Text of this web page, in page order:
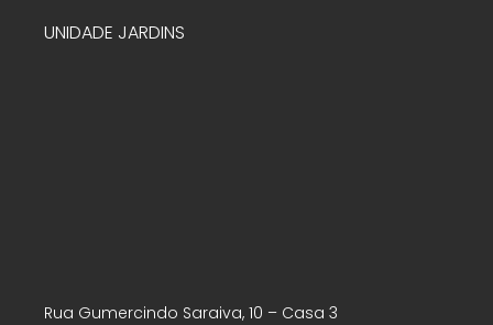
UNIDADE JARDINS
Rua Gumercindo Saraiva, 10 – Casa 3